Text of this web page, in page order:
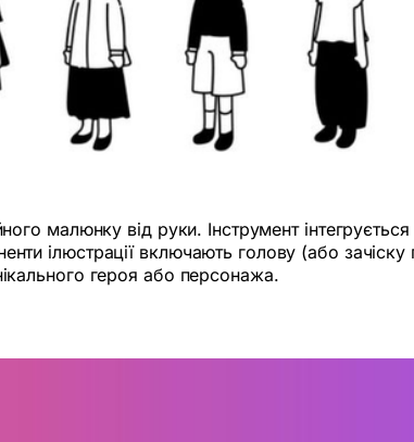
малюнку від руки. Інструмент
ілюстрації включають голову (або
героя або персонажа.